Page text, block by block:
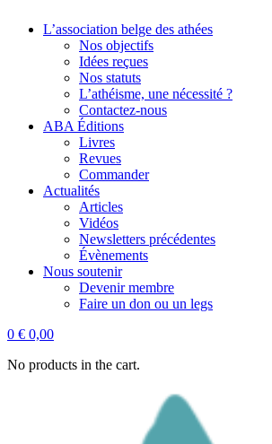
L’association belge des athées
Nos objectifs
Idées reçues
Nos statuts
L’athéisme, une nécessité ?
Contactez-nous
ABA Éditions
Livres
Revues
Commander
Actualités
Articles
Vidéos
Newsletters précédentes
Évènements
Nous soutenir
Devenir membre
Faire un don ou un legs
0 € 0,00
No products in the cart.